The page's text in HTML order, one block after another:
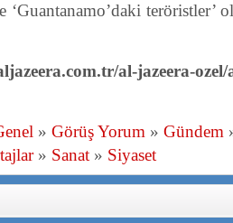
teröristler’
al-jazeera-
» Görüş Yorum » Gündem
» Sanat » Siyaset